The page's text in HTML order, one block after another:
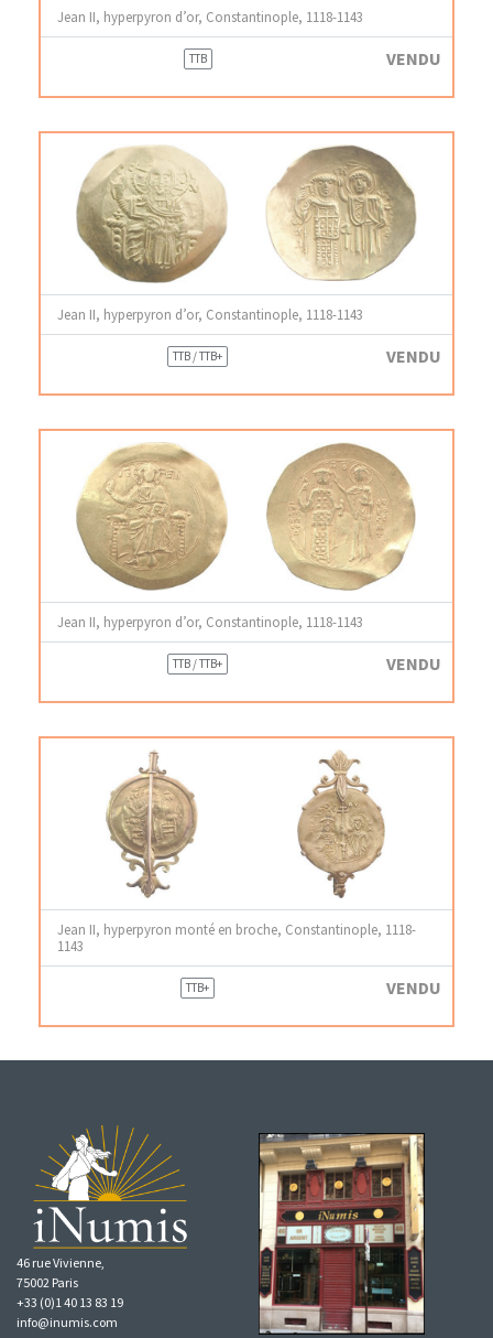
Jean II, hyperpyron d’or, Constantinople, 1118-1143
TTB VENDU
Jean II, hyperpyron d’or, Constantinople, 1118-1143
TTB / TTB+ VENDU
Jean II, hyperpyron d’or, Constantinople, 1118-1143
TTB / TTB+ VENDU
Jean II, hyperpyron monté en broche, Constantinople, 1118-
1143
TTB+ VENDU
46 rue Vivienne,
75002 Paris
+33 (0)1 40 13 83 19
info@inumis.com